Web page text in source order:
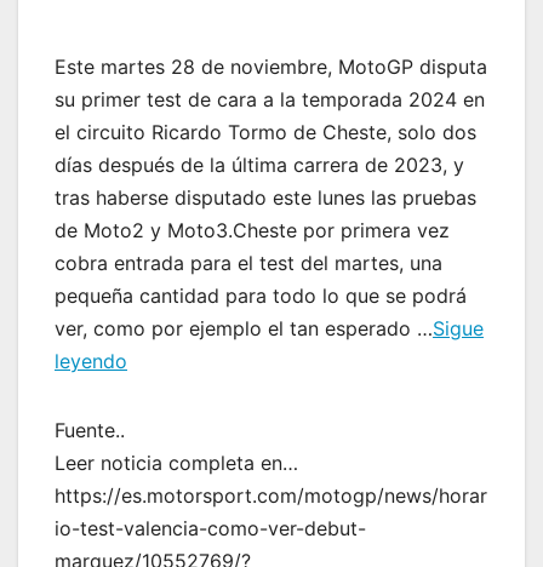
Este martes 28 de noviembre, MotoGP disputa
su primer test de cara a la temporada 2024 en
el circuito Ricardo Tormo de Cheste, solo dos
días después de la última carrera de 2023, y
tras haberse disputado este lunes las pruebas
de Moto2 y Moto3.Cheste por primera vez
cobra entrada para el test del martes, una
pequeña cantidad para todo lo que se podrá
ver, como por ejemplo el tan esperado …Sigue
leyendo
Fuente..
Leer noticia completa en…
https://es.motorsport.com/motogp/news/horar
io-test-valencia-como-ver-debut-
marquez/10552769/?